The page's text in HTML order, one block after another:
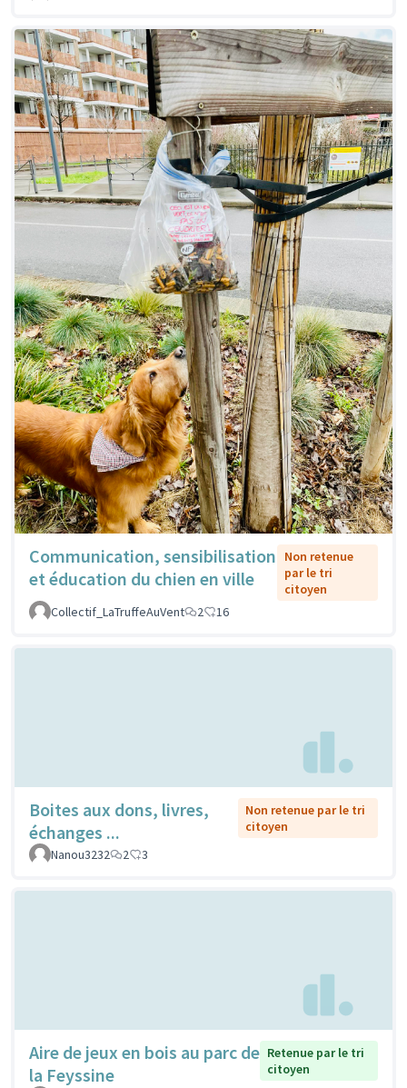
Communication, sensibilisation
et éducation du chien en ville
Non retenue
par le tri
citoyen
Collectif_LaTruffeAuVent
2 16
Boites aux dons, livres,
échanges ...
Non retenue par le tri
citoyen
Nanou3232
2 3
Aire de jeux en bois au parc de
la Feyssine
Retenue par le tri
citoyen